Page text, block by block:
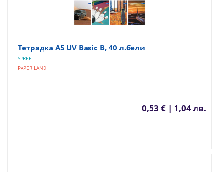
Тетрадка A5 UV Basic B, 40 л.бели
SPREE
PAPER LAND
0,53 € | 1,04 лв.